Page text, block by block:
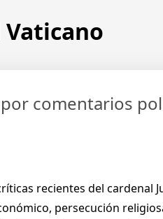
comentarios
recientes del cardenal
persecución